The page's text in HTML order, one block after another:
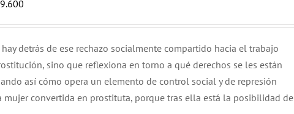
9.600El
es:
$ 9.600.
detrás de ese rechazo socialmente compartido hacia el trabajo
sino que reflexiona en torno a qué derechos se les están
así cómo opera un elemento de control social y de represión
convertida en prostituta, porque tras ella está la posibilidad de